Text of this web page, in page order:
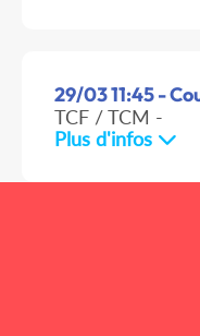
29/03 11:45 -
TCF / TCM -
Plus d'infos